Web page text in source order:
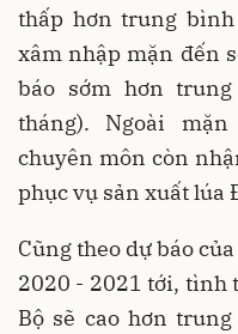
thấp hơn trung
xâm nhập mặn đến
báo sớm hơn
tháng). Ngoài
chuyên môn còn
phục vụ sản xuất lúa
Cũng theo dự báo
2020 - 2021 tới, tình
Bộ sẽ cao hơn